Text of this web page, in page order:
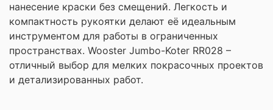
нанесение краски без смещений. Легкость и
компактность рукоятки делают её идеальным
инструментом для работы в ограниченных
пространствах. Wooster Jumbo-Koter RR028 –
отличный выбор для мелких покрасочных проектов
и детализированных работ.